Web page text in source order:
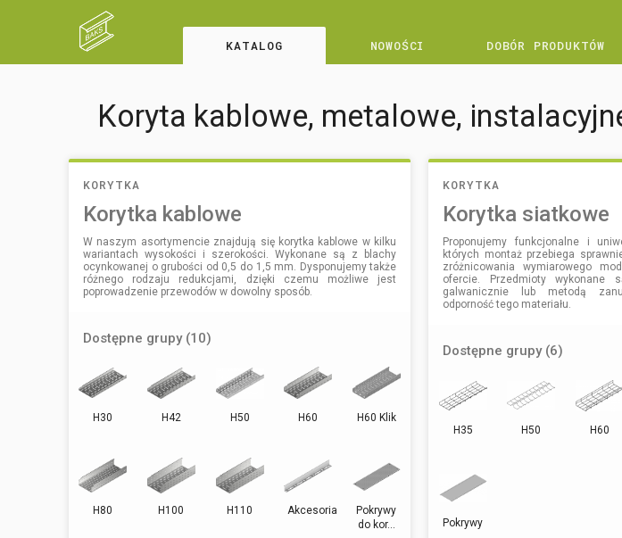
KATALOG NOWOŚCI DOBÓR PRODUKTÓW
Koryta kablowe, metalowe,
KORYTKA
Korytka kablowe
W naszym asortymencie znajdują się korytka kablowe w kilku
wariantach wysokości i szerokości. Wykonane są z blachy
ocynkowanej o grubości od 0,5 do 1,5 mm. Dysponujemy także
różnego rodzaju redukcjami, dzięki czemu możliwe jest
poprowadzenie przewodów w dowolny sposób.
Dostępne grupy (10)
H30 H42 H50 H60 H60 Klik
H80 H100 H110 Akcesoria
Pokrywy
do kor...
KORYTKA
Korytka siatkowe
Proponujemy funkcjonalne i
których montaż przebiega
zróżnicowania wymiarowego
ofercie. Przedmioty wykonane
galwanicznie lub metodą
odporność tego materiału.
Dostępne grupy (6)
H35 H50 H60
Pokrywy